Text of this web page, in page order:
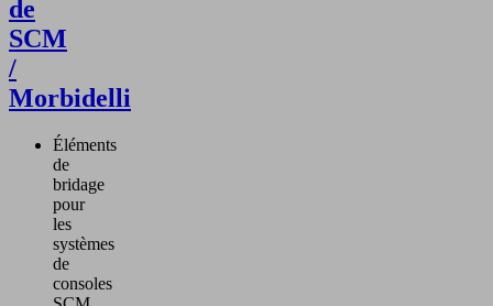
de
SCM
/
Morbidelli
Éléments
de
bridage
pour
les
systèmes
de
consoles